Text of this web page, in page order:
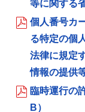
等に関する
個人番号カ
る特定の個
法律に規定
情報の提供
臨時運行の
B）